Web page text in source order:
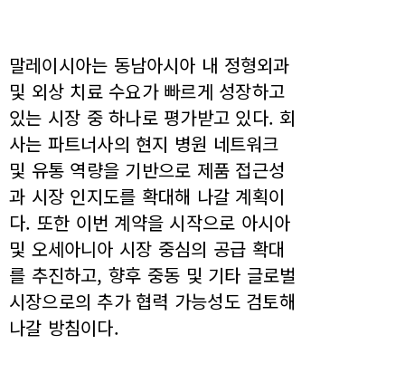
말레이시아는 동남아시아 내 정형외과
및 외상 치료 수요가 빠르게 성장하고
있는 시장 중 하나로 평가받고 있다. 회
사는 파트너사의 현지 병원 네트워크
및 유통 역량을 기반으로 제품 접근성
과 시장 인지도를 확대해 나갈 계획이
다. 또한 이번 계약을 시작으로 아시아
및 오세아니아 시장 중심의 공급 확대
를 추진하고, 향후 중동 및 기타 글로벌
시장으로의 추가 협력 가능성도 검토해
나갈 방침이다.